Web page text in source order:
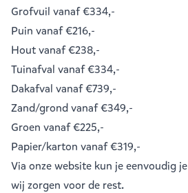
Grofvuil vanaf €334,-
Puin vanaf €216,-
Houtvanaf €238,-
Tuinafval vanaf €334,-
Dakafval vanaf €739,-
Zand/grondvanaf €349,-
Groen vanaf €225,-
Papier/karton vanaf €319,-
Via onze website kun je eenvoudig je
wij zorgen voor de rest.